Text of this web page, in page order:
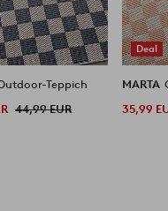
Teppich
44,99 EUR
Deal
MARTA
35,99